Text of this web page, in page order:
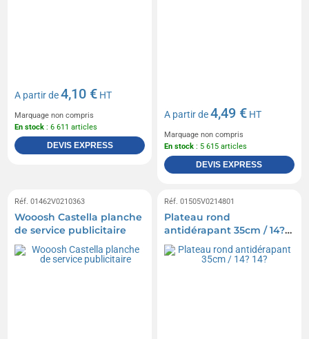
A partir de4,10 € HT
Marquage non compris
En stock : 6 611 articles
DEVIS EXPRESS
A partir de4,49 € HT
Marquage non compris
En stock : 5 615 articles
DEVIS EXPRESS
Réf. 01462V0210363
Wooosh Castella planche
de service publicitaire
Réf. 01505V0214801
Plateau rond
antidérapant 35cm / 14?
14?